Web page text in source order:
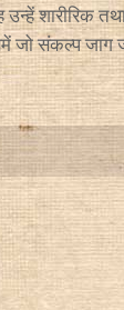
शारीरिक
जो संकल्प